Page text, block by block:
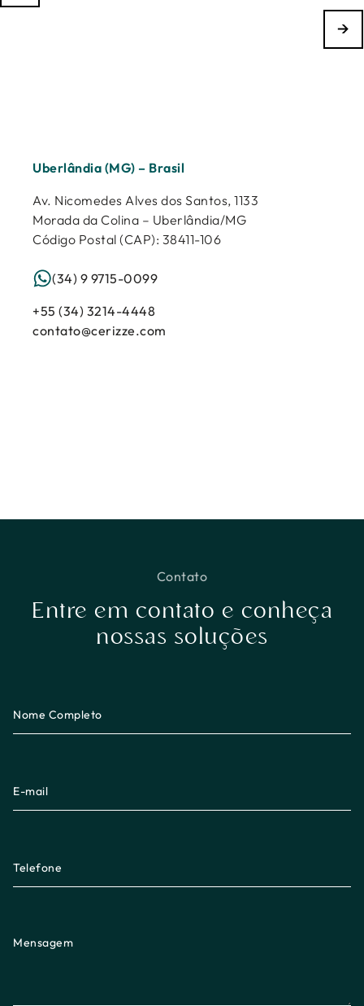
→
Uberlândia (MG) – Brasil
Av. Nicomedes Alves dos Santos, 1133
Morada da Colina – Uberlândia/MG
Código Postal (CAP): 38411-106
(34) 9 9715-0099
+55 (34) 3214-4448
contato@cerizze.com
Contato
Entre em contato e conheça
nossas soluções
Nome Completo
E-mail
Telefone
Mensagem